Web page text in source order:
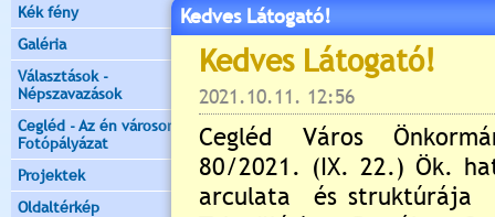
Kék fény
Galéria
Választások -
Népszavazások
Cegléd - Az én városom -
Fotópályázat
Projektek
Oldaltérkép
Kedves Látogató!